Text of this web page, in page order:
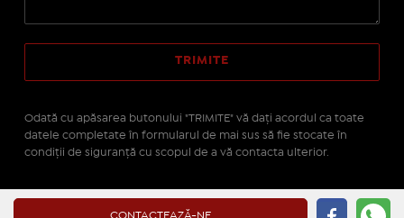
CONTACTEAZĂ-NE
Odată cu apăsarea butonului "TRIMITE" vă daţi acordul ca toate
datele completate în formularul de mai sus să fie stocate în
condiţii de siguranţă cu scopul de a vă contacta ulterior.
IMOPEDIA.ro - Anunțuri